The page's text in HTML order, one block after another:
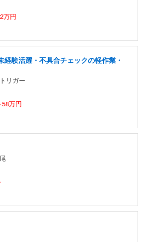
万円
経験活躍・不具合チェックの軽作業・
リガー
58万円